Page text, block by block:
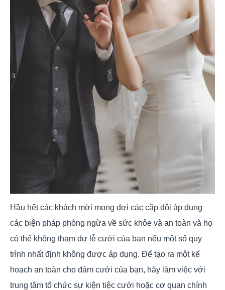
Hầu hết các khách mời mong đợi các cặp đôi áp dụng
các biện pháp phòng ngừa về sức khỏe và an toàn và họ
có thể không tham dự lễ cưới của bạn nếu một số quy
trình nhất định không được áp dụng. Để tạo ra một kế
hoạch an toàn cho đám cưới của bạn, hãy làm việc với
trung tâm tổ chức sự kiện tiệc cưới hoặc cơ quan chính